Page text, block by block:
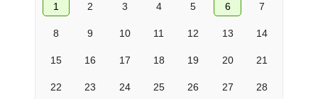
1 2 3 4 5 6 7
8 9 10 11 12 13 14
15 16 17 18 19 20 21
22 23 24 25 26 27 28